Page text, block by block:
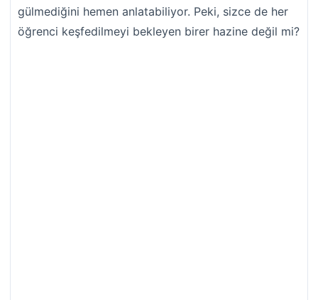
gülmediğini hemen anlatabiliyor. Peki, sizce de her
öğrenci keşfedilmeyi bekleyen birer hazine değil mi?